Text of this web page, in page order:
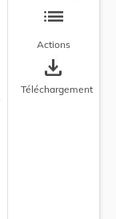
list
Actions
save_alt
Téléchargement